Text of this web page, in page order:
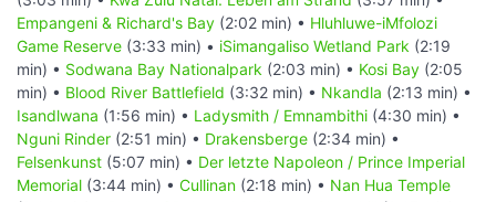
Empangeni & Richard's Bay (2:02 min) • Hluhluwe-iMfolozi
Game Reserve (3:33 min) • iSimangaliso Wetland Park (2:19
min) • Sodwana Bay Nationalpark (2:03 min) • Kosi Bay (2:05
min) • Blood River Battlefield (3:32 min) • Nkandla (2:13 min) •
Isandlwana (1:56 min) • Ladysmith / Emnambithi (4:30 min) •
Nguni Rinder (2:51 min) • Drakensberge (2:34 min) •
Felsenkunst (5:07 min) • Der letzte Napoleon / Prince Imperial
Memorial (3:44 min) • Cullinan (2:18 min) • Nan Hua Temple